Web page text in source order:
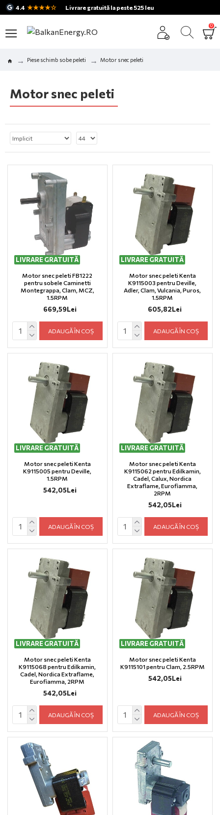
4.4 ★★★★☆ Livrare gratuită la peste 525 leu
0
Piese schimb sobe peleti Motor snec peleti
Motor snec peleti
LIVRARE GRATUITĂ
Motor snec peleti FB1222
pentru sobele Caminetti
Montegrappa, Clam, MCZ,
1.5RPM
669,59Lei
ADAUGĂ ÎN COȘ
LIVRARE GRATUITĂ
Motor snec peleti Kenta
K9115003 pentru Deville,
Adler, Clam, Vulcania, Puros,
1.5RPM
605,82Lei
ADAUGĂ ÎN COȘ
LIVRARE GRATUITĂ
Motor snec peleti Kenta
K9115005 pentru Deville,
1.5RPM
542,05Lei
ADAUGĂ ÎN COȘ
LIVRARE GRATUITĂ
Motor snec peleti Kenta
K9115062 pentru Edilkamin,
Cadel, Calux, Nordica
Extraflame, Eurofiamma,
2RPM
542,05Lei
ADAUGĂ ÎN COȘ
LIVRARE GRATUITĂ
Motor snec peleti Kenta
K9115068 pentru Edilkamin,
Cadel, Nordica Extraflame,
Eurofiamma, 2RPM
542,05Lei
ADAUGĂ ÎN COȘ
LIVRARE GRATUITĂ
Motor snec peleti Kenta
K9115101 pentru Clam, 2.5RPM
542,05Lei
ADAUGĂ ÎN COȘ